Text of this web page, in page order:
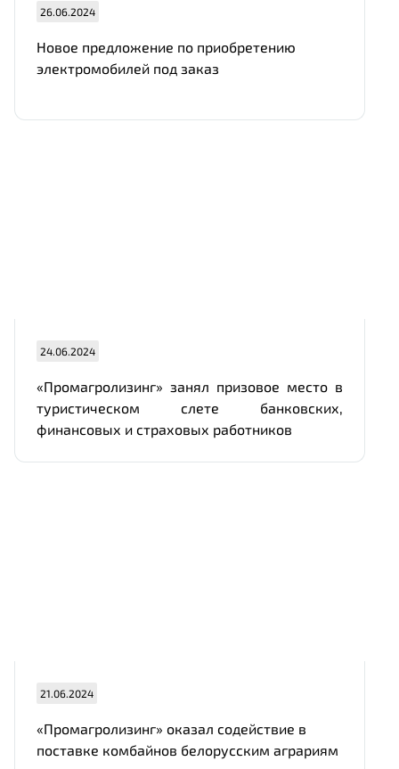
26.06.2024
Новое предложение по приобретению
электромобилей под заказ
24.06.2024
«Промагролизинг» занял призовое место в
туристическом слете банковских,
финансовых и страховых работников
21.06.2024
«Промагролизинг» оказал содействие в
поставке комбайнов белорусским аграриям